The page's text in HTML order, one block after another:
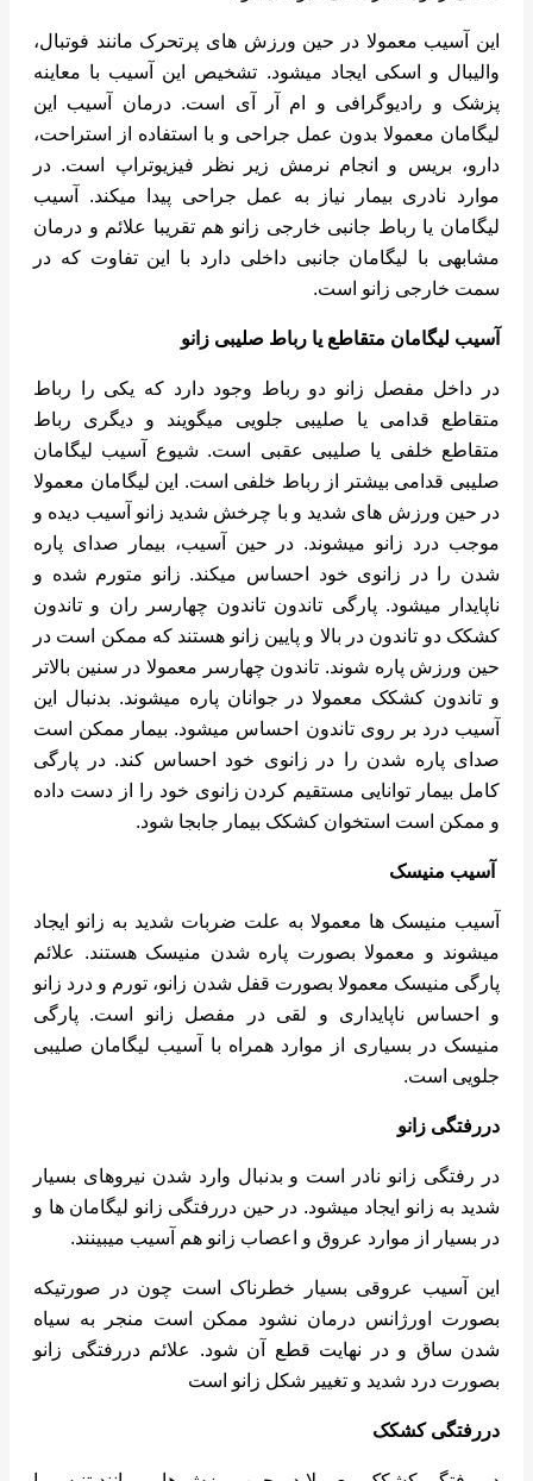
این آسیب معمولا در حین ورزش های پرتحرک مانند فوتبال،
والیبال و اسکی ایجاد میشود. تشخیص این آسیب با معاینه
پزشک و رادیوگرافی و ام آر آی است. درمان آسیب این
لیگامان معمولا بدون عمل جراحی و با استفاده از استراحت،
دارو، بریس و انجام نرمش زیر نظر فیزیوتراپ است. در
موارد نادری بیمار نیاز به عمل جراحی پیدا میکند. آسیب
لیگامان یا رباط جانبی خارجی زانو هم تقریبا علائم و درمان
مشابهی با لیگامان جانبی داخلی دارد با این تفاوت که در
سمت خارجی زانو است.
آسیب لیگامان متقاطع یا رباط صلیبی زانو
در داخل مفصل زانو دو رباط وجود دارد که یکی را رباط
متقاطع قدامی یا صلیبی جلویی میگویند و دیگری رباط
متقاطع خلفی یا صلیبی عقبی است. شیوع آسیب لیگامان
صلیبی قدامی بیشتر از رباط خلفی است. این لیگامان معمولا
در حین ورزش های شدید و با چرخش شدید زانو آسیب دیده و
موجب درد زانو میشوند. در حین آسیب، بیمار صدای پاره
شدن را در زانوی خود احساس میکند. زانو متورم شده و
ناپایدار میشود. پارگی تاندون تاندون چهارسر ران و تاندون
کشکک دو تاندون در بالا و پایین زانو هستند که ممکن است در
حین ورزش پاره شوند. تاندون چهارسر معمولا در سنین بالاتر
و تاندون کشکک معمولا در جوانان پاره میشوند. بدنبال این
آسیب درد بر روی تاندون احساس میشود. بیمار ممکن است
صدای پاره شدن را در زانوی خود احساس کند. در پارگی
کامل بیمار توانایی مستقیم کردن زانوی خود را از دست داده
و ممکن است استخوان کشکک بیمار جابجا شود.
آسیب منیسک
آسیب منیسک ها معمولا به علت ضربات شدید به زانو ایجاد
میشوند و معمولا بصورت پاره شدن منیسک هستند. علائم
پارگی منیسک معمولا بصورت قفل شدن زانو، تورم و درد زانو
و احساس ناپایداری و لقی در مفصل زانو است. پارگی
منیسک در بسیاری از موارد همراه با آسیب لیگامان صلیبی
جلویی است.
دررفتگی زانو
در رفتگی زانو نادر است و بدنبال وارد شدن نیروهای بسیار
شدید به زانو ایجاد میشود. در حین دررفتگی زانو لیگامان ها و
در بسیار از موارد عروق و اعصاب زانو هم آسیب میبینند.
این آسیب عروقی بسیار خطرناک است چون در صورتیکه
بصورت اورژانس درمان نشود ممکن است منجر به سیاه
شدن ساق و در نهایت قطع آن شود. علائم دررفتگی زانو
بصورت درد شدید و تغییر شکل زانو است
دررفتگی کشکک